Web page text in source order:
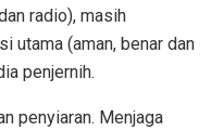
radio), masih
utama (aman, benar dan
penjernih.
penyiaran. Menjaga